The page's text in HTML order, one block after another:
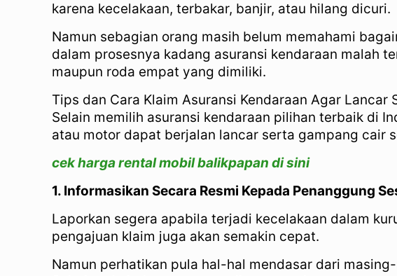
karena kecelakaan, terbakar, banjir, atau hilang dicuri.
Namun sebagian orang masih belum memahami
dalam prosesnya kadang asuransi kendaraan malah
maupun roda empat yang dimiliki.
Tips dan Cara Klaim Asuransi Kendaraan Agar Lancar
Selain memilih asuransi kendaraan pilihan terbaik di
atau motor dapat berjalan lancar serta gampang cair
cek harga rental mobil balikpapan di sini
1. Informasikan Secara Resmi Kepada Penanggung
Laporkan segera apabila terjadi kecelakaan dalam
pengajuan klaim juga akan semakin cepat.
Namun perhatikan pula hal-hal mendasar dari